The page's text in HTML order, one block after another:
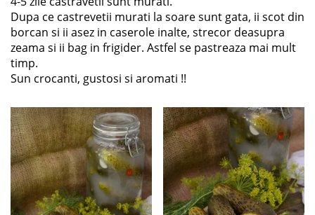
Dupa ce castrevetii murati la soare sunt gata, ii scot din
borcan si ii asez in caserole inalte, strecor deasupra
zeama si ii bag in frigider. Astfel se pastreaza mai mult
timp.
Sun crocanti, gustosi si aromati !!